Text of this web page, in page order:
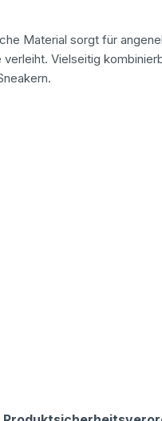
Material sorgt für
Vielseitig